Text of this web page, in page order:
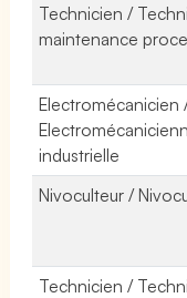
Technicien /
maintenance
Electromécanicien
industrielle
Nivoculteur /
Technicien /